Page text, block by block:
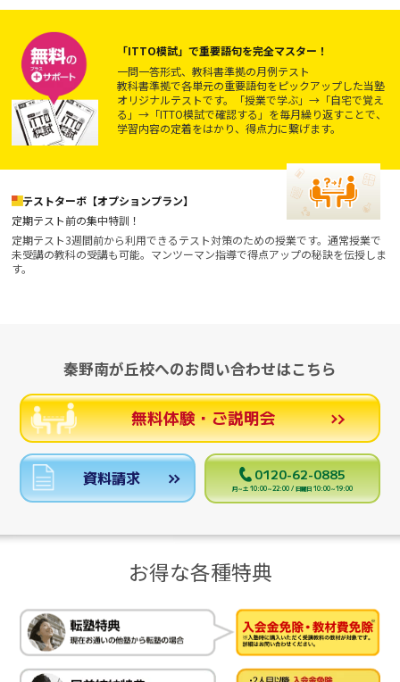
「ITTO模試」で重要語句を完全マスター！
一問一答形式、教科書準拠の月例テスト
教科書準拠で各単元の重要語句をピックアップした当塾
オリジナルテストです。「授業で学ぶ」→「自宅で覚え
る」→「ITTO模試で確認する」を毎月繰り返すことで、
学習内容の定着をはかり、得点力に繋げます。
テストターボ【オプションプラン】
定期テスト前の集中特訓！
定期テスト3週間前から利用できるテスト対策のための授業です。通常授業で
未受講の教科の受講も可能。マンツーマン指導で得点アップの秘訣を伝授しま
す。
秦野南が丘校へのお問い合わせはこちら
無料体験・ご説明会
資料請求 0120-62-0885
月～土 10:00～22:00 / 日曜日 10:00～19:00
お得な各種特典